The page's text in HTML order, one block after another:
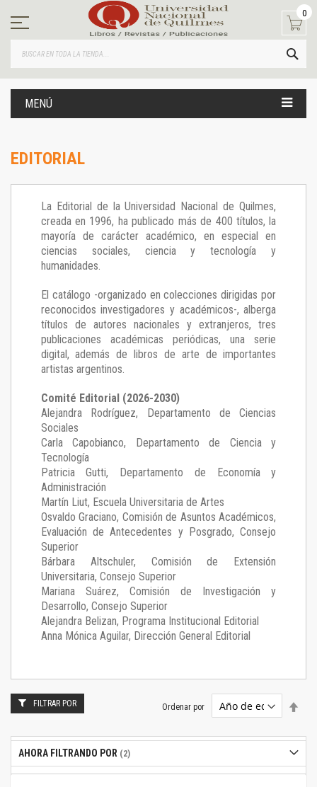
contenido
0
MENÚ
EDITORIAL
La Editorial de la Universidad Nacional de Quilmes,
creada en 1996, ha publicado más de 400 títulos, la
mayoría de carácter académico, en especial en
ciencias sociales, ciencia y tecnología y
humanidades.
El catálogo -organizado en colecciones dirigidas por
reconocidos investigadores y académicos-, alberga
títulos de autores nacionales y extranjeros, tres
publicaciones académicas periódicas, una serie
digital, además de libros de arte de importantes
artistas argentinos.
Comité Editorial (2026-2030)
Alejandra Rodríguez, Departamento de Ciencias
Sociales
Carla Capobianco, Departamento de Ciencia y
Tecnología
Patricia Gutti, Departamento de Economía y
Administración
Martín Liut, Escuela Universitaria de Artes
Osvaldo Graciano, Comisión de Asuntos Académicos,
Evaluación de Antecedentes y Posgrado, Consejo
Superior
Bárbara Altschuler, Comisión de Extensión
Universitaria, Consejo Superior
Mariana Suárez, Comisión de Investigación y
Desarrollo, Consejo Superior
Alejandra Belizan, Programa Institucional Editorial
Anna Mónica Aguilar, Dirección General Editorial
Ordenar por
FILTRAR POR
AHORA FILTRANDO POR